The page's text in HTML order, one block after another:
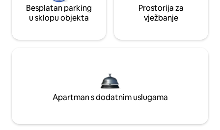
Besplatan parking
u sklopu objekta
Prostorija za
vježbanje
Apartman s dodatnim uslugama